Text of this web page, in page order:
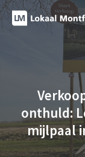
onthuld:
mijlpaal